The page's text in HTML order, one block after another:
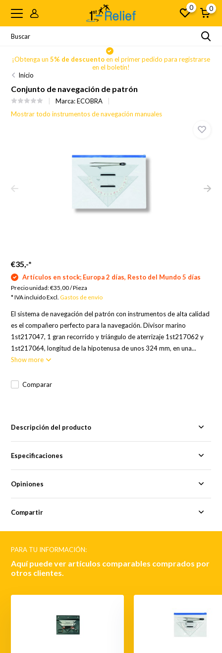
0 0
¡Obtenga un 5% de descuentoen el primer pedido para registrarse
en el boletín!
Inicio
Conjunto de navegación de patrón
Marca:ECOBRA
Mostrar todo instrumentos de navegación manuales
€35,-*
Artículos en stock; Europa 2 días, Resto del Mundo 5 días
Precio unidad:€35,00/Pieza
* IVA incluido Excl.Gastos de envío
El sistema de navegación del patrón con instrumentos de alta calidad
es el compañero perfecto para la navegación. Divisor marino
1st217047, 1 gran recorrido y triángulo de aterrizaje 1st217062 y
1st217064, longitud de la hipotenusa de unos 324 mm, en una...
Show more
Comparar
Descripción del producto
Especificaciones
Opiniones
Compartir
PARA TU INFORMACIÓN:
Aquí puede ver artículos comparables comprados por
otros clientes.